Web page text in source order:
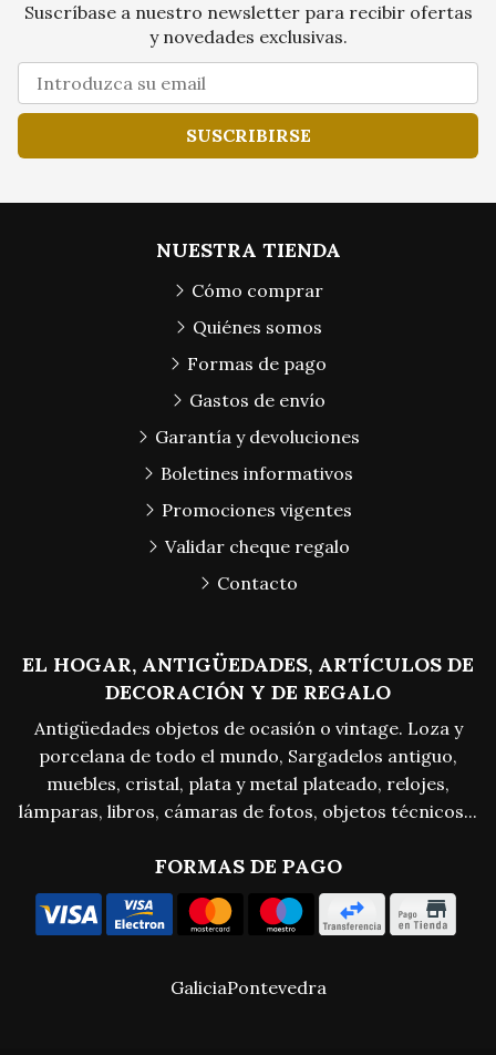
Suscríbase a nuestro newsletter para recibir ofertas
y novedades exclusivas.
SUSCRIBIRSE
EL HOGAR, ANTIGÜEDADES, ARTÍCULOS DE
DECORACIÓN Y DE REGALO
Antigüedades objetos de ocasión o vintage. Loza y
porcelana de todo el mundo, Sargadelos antiguo,
muebles, cristal, plata y metal plateado, relojes,
lámparas, libros, cámaras de fotos, objetos técnicos...
FORMAS DE PAGO
NUESTRA TIENDA
Cómo comprar
Quiénes somos
Formas de pago
Gastos de envío
Garantía y devoluciones
Boletines informativos
Promociones vigentes
Validar cheque regalo
Contacto
GaliciaPontevedra